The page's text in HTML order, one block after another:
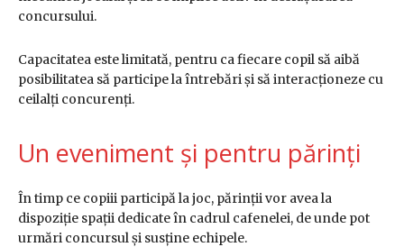
concursului.
Capacitatea este limitată, pentru ca fiecare copil să aibă
posibilitatea să participe la întrebări și să interacționeze cu
ceilalți concurenți.
Un eveniment și pentru părinți
În timp ce copiii participă la joc, părinții vor avea la
dispoziție spații dedicate în cadrul cafenelei, de unde pot
urmări concursul și susține echipele.